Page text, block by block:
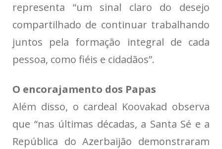
representa “um sinal claro do desejo
compartilhado de continuar trabalhando
juntos pela formação integral de cada
pessoa, como fiéis e cidadãos”.
O encorajamento dos Papas
Além disso, o cardeal Koovakad observa
que “nas últimas décadas, a Santa Sé e a
República do Azerbaijão demonstraram